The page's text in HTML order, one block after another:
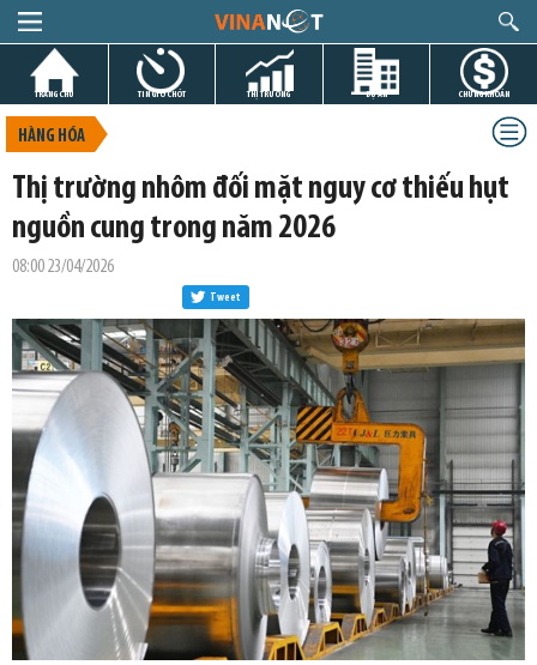
TRANG CHỦ TIN GIỜ CHÓT THỊ TRƯỜNG DỰ ÁN CHỨNG KHOÁN
HÀNG HÓA
Thị trường nhôm đối mặt nguy cơ thiếu hụt
nguồn cung trong năm 2026
08:00 23/04/2026
Tweet